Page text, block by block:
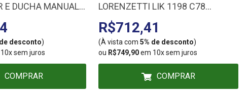
E DUCHA MANUAL
desconto)
sem juros
COMPRAR
LORENZETTI LIK 1198 C78
7048421
R$712,41
(À vista com 5% de desconto)
ou R$749,90em 10x sem juros
COMPRAR